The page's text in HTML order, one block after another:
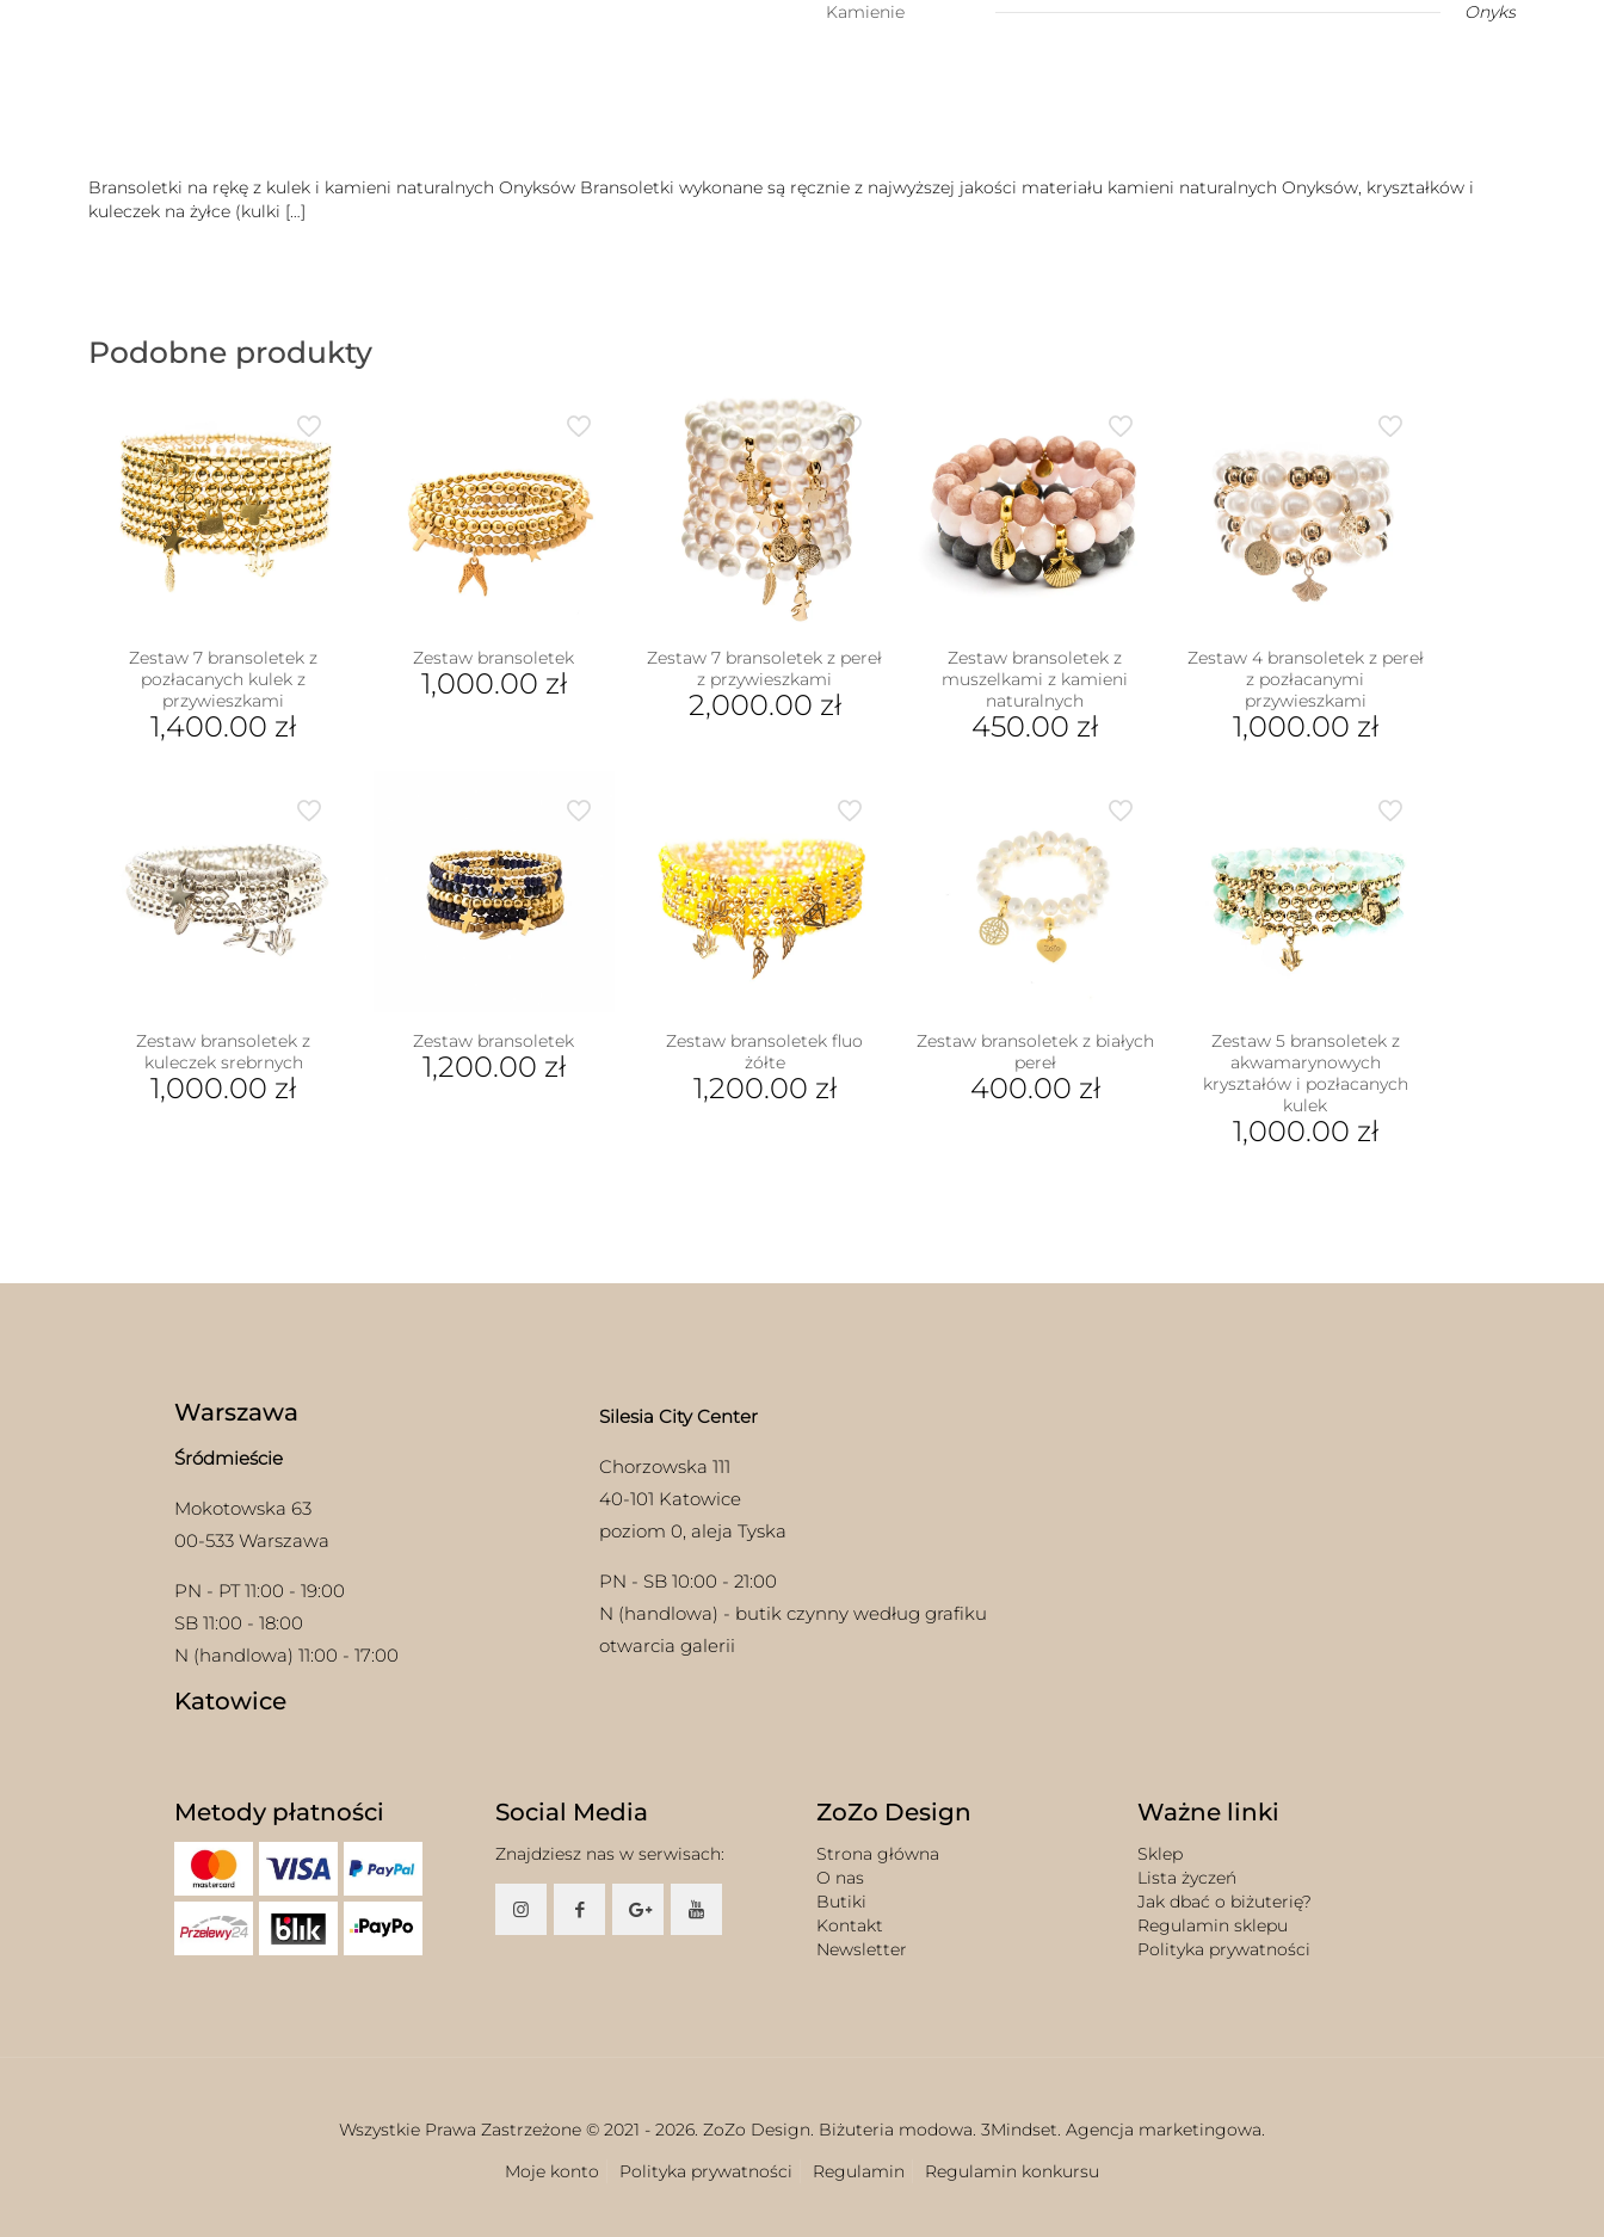
Kamienie Onyks
Bransoletki na rękę z kulek i kamieni naturalnych Onyksów Bransoletki wykonane są ręcznie z najwyższej jakości materiału kamieni naturalnych Onyksów, kryształków i
kuleczek na żyłce (kulki […]
Podobne produkty
Zestaw 7 bransoletek z
pozłacanych kulek z
przywieszkami
1,400.00 zł
Zestaw bransoletek
1,000.00 zł
Zestaw 7 bransoletek z pereł
z przywieszkami
2,000.00 zł
Zestaw bransoletek z
muszelkami z kamieni
naturalnych
450.00 zł
Zestaw 4 bransoletek z pereł
z pozłacanymi
przywieszkami
1,000.00 zł
Zestaw bransoletek z
kuleczek srebrnych
1,000.00 zł
Zestaw bransoletek
1,200.00 zł
Zestaw bransoletek fluo
żółte
1,200.00 zł
Zestaw bransoletek z białych
pereł
400.00 zł
Zestaw 5 bransoletek z
akwamarynowych
kryształów i pozłacanych
kulek
1,000.00 zł
Warszawa
Śródmieście
Mokotowska 63
00-533 Warszawa
PN - PT 11:00 - 19:00
SB 11:00 - 18:00
N (handlowa) 11:00 - 17:00
Katowice
Silesia City Center
Chorzowska 111
40-101 Katowice
poziom 0, aleja Tyska
PN - SB 10:00 - 21:00
N (handlowa) - butik czynny według grafiku
otwarcia galerii
Metody płatności Social Media
Znajdziesz nas w serwisach:
ZoZo Design
Strona główna
O nas
Butiki
Kontakt
Newsletter
Ważne linki
Sklep
Lista życzeń
Jak dbać o biżuterię?
Regulamin sklepu
Polityka prywatności
Wszystkie Prawa Zastrzeżone © 2021 - 2026. ZoZo Design. Biżuteria modowa. 3Mindset. Agencja marketingowa.
Moje konto
Polityka prywatności Regulamin
Regulamin konkursu